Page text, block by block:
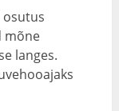
osutus
mõne
langes.